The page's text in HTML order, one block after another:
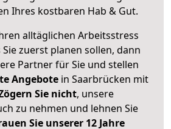
Ihres kostbaren Hab & Gut.
alltäglichen Arbeitsstress
zuerst planen sollen, dann
Partner für Sie und stellen
Angebote in Saarbrücken mit
Sie nicht, unsere
zu nehmen und lehnen Sie
Sie unserer 12 Jahre